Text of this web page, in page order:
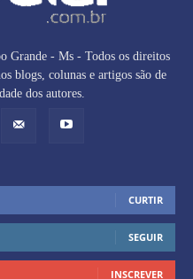
Grande - Ms - Todos os direitos
blogs, colunas e artigos são de
dos autores.
CURTIR
SEGUIR
INSCREVER